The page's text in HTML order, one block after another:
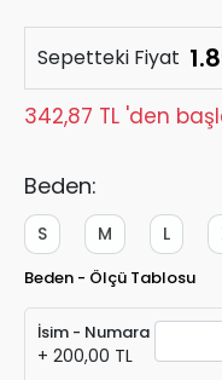
Sepetteki Fiyat
342,87 TL 'den
Beden:
L
M
S
Beden - Ölçü Tablosu
İsim - Numara
+ 200,00 TL